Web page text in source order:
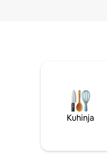
Kuhinja